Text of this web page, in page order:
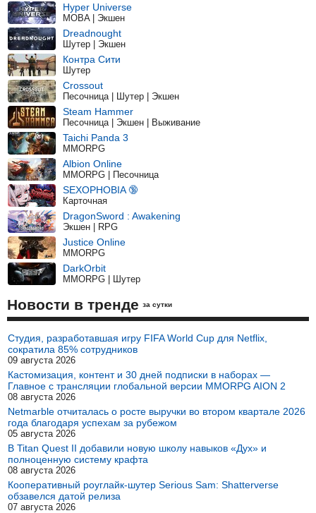
Hyper Universe
MOBA | Экшен
Dreadnought
Шутер | Экшен
Контра Сити
Шутер
Crossout
Песочница | Шутер | Экшен
Steam Hammer
Песочница | Экшен | Выживание
Taichi Panda 3
MMORPG
Albion Online
MMORPG | Песочница
SEXOPHOBIA 🔞
Карточная
DragonSword : Awakening
Экшен | RPG
Justice Online
MMORPG
DarkOrbit
MMORPG | Шутер
Новости в тренде за сутки
Студия, разработавшая игру FIFA World Cup для Netflix,
сократила 85% сотрудников
09 августа 2026
Кастомизация, контент и 30 дней подписки в наборах —
Главное с трансляции глобальной версии MMORPG AION 2
08 августа 2026
Netmarble отчиталась о росте выручки во втором квартале 2026
года благодаря успехам за рубежом
05 августа 2026
В Titan Quest II добавили новую школу навыков «Дух» и
полноценную систему крафта
08 августа 2026
Кооперативный роуглайк-шутер Serious Sam: Shatterverse
обзавелся датой релиза
07 августа 2026